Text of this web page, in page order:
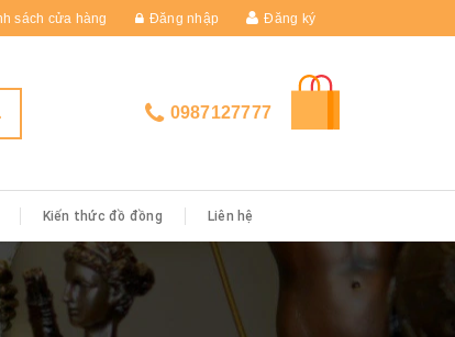
sách cửa hàng Đăng nhập Đăng ký
0987127777
Kiến thức đồ đồng Liên hệ